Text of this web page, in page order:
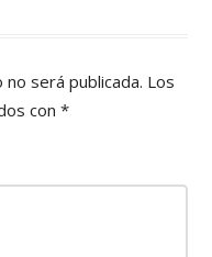
será publicada. Los
con *